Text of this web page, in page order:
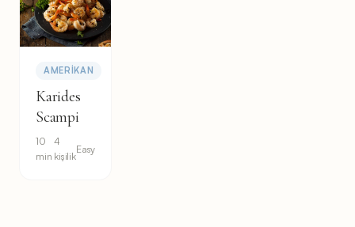
AMERIKAN
Karides
Scampi
10
min
4
kişilik
Easy